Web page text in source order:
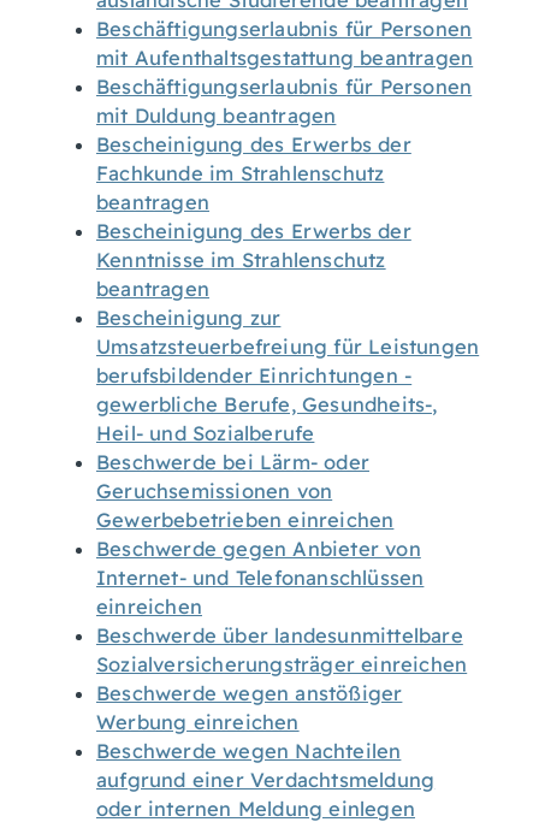
Beschäftigungserlaubnis für Personen
mit Aufenthaltsgestattung beantragen
Beschäftigungserlaubnis für Personen
mit Duldung beantragen
Bescheinigung des Erwerbs der
Fachkunde im Strahlenschutz
beantragen
Bescheinigung des Erwerbs der
Kenntnisse im Strahlenschutz
beantragen
Bescheinigung zur
Umsatzsteuerbefreiung für Leistungen
berufsbildender Einrichtungen -
gewerbliche Berufe, Gesundheits-,
Heil- und Sozialberufe
Beschwerde bei Lärm- oder
Geruchsemissionen von
Gewerbebetrieben einreichen
Beschwerde gegen Anbieter von
Internet- und Telefonanschlüssen
einreichen
Beschwerde über landesunmittelbare
Sozialversicherungsträger einreichen
Beschwerde wegen anstößiger
Werbung einreichen
Beschwerde wegen Nachteilen
aufgrund einer Verdachtsmeldung
oder internen Meldung einlegen